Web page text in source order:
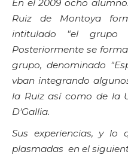
En el 2009 ocho
Ruiz de Montoya
intitulado "el
Posteriormente se
grupo, denominado
vban integrando
la Ruiz así como de la
D'Gallia.
Sus experiencias, y lo
plasmadas en el